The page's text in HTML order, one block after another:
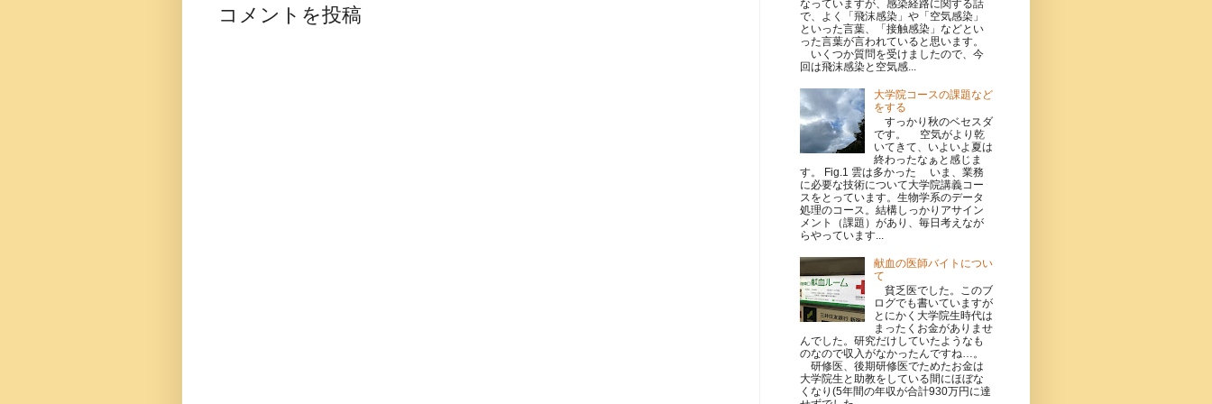
コメントを投稿
なっていますが、感染経路に関する話
で、よく「飛沫感染」や「空気感染」
といった言葉、「接触感染」などとい
った言葉が言われていると思います。
いくつか質問を受けましたので、今
回は飛沫感染と空気感...
大学院コースの課題など
をする
すっかり秋のベセスダ
です。 空気がより乾
いてきて、いよいよ夏は
終わったなぁと感じま
す。 Fig.1 雲は多かった いま、業務
に必要な技術について大学院講義コー
スをとっています。生物学系のデータ
処理のコース。結構しっかりアサイン
メント（課題）があり、毎日考えなが
らやっています...
献血の医師バイトについ
て
貧乏医でした。このブ
ログでも書いていますが
とにかく大学院生時代は
まったくお金がありませ
んでした。研究だけしていたようなも
のなので収入がなかったんですね…。
研修医、後期研修医でためたお金は
大学院生と助教をしている間にほぼな
くなり(5年間の年収が合計930万円に達